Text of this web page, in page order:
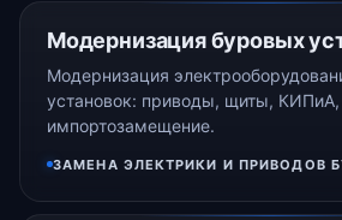
Модернизация буровых
Модернизация
установок: приводы, щиты, КИПиА,
импортозамещение.
ЗАМЕНА ЭЛЕКТРИКИ И ПРИВОДОВ